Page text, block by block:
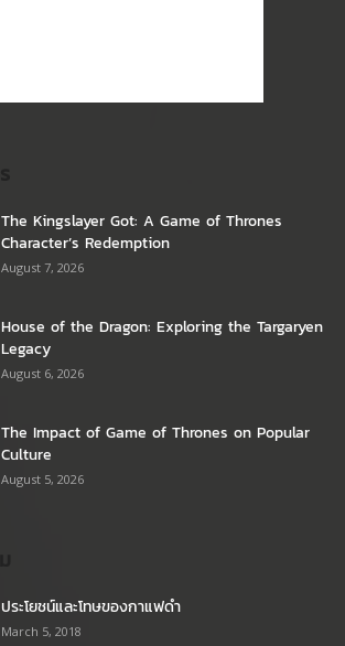
The Kingslayer Got: A Game of Thrones
Character’s Redemption
August 7, 2026
House of the Dragon: Exploring the Targaryen
Legacy
August 6, 2026
The Impact of Game of Thrones on Popular
Culture
August 5, 2026
ประโยชน์และโทษของกาแฟดำ
March 5, 2018